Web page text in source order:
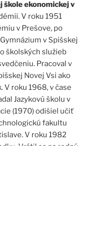
škole ekonomickej v
V roku 1951
v Prešove, po
v Spišskej
školských služieb
Pracoval v
Novej Vsi ako
V roku 1968, v čase
Jazykovú školu v
(1970) odišiel učiť
fakultu
V roku 1982
Vrátil sa na rodný